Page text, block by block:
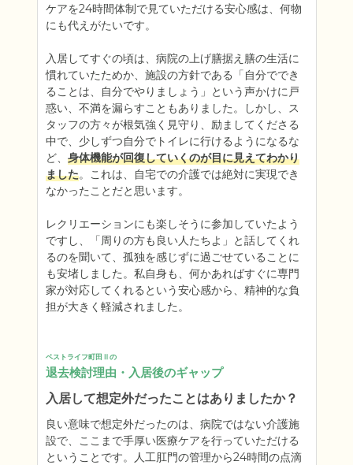
ケアを24時間体制で見ていただける安心感は、何物
にも代えがたいです。
入居してすぐの頃は、病院の上げ膳据え膳の生活に
慣れていたためか、施設の方針である「自分ででき
ることは、自分でやりましょう」という声かけに戸
惑い、不満を漏らすこともありました。しかし、ス
タッフの方々が根気強く見守り、励ましてくださる
中で、少しずつ自分でトイレに行けるようになるな
ど、 身体機能が回復していくのが目に見えてわかり
ました。これは、自宅での介護では絶対に実現でき
なかったことだと思います。
レクリエーションにも楽しそうに参加していたよう
ですし、「周りの方も良い人たちよ」と話してくれ
るのを聞いて、孤独を感じずに過ごせていることに
も安堵しました。私自身も、何かあればすぐに専門
家が対応してくれるという安心感から、精神的な負
担が大きく軽減されました。
ベストライフ町田Ⅱの
退去検討理由・入居後のギャップ
入居して想定外だったことはありましたか？
良い意味で想定外だったのは、病院ではない介護施
設で、ここまで手厚い医療ケアを行っていただける
ということです。人工肛門の管理から24時間の点滴